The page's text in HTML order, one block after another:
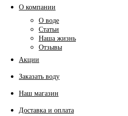
О компании
О воде
Статьи
Наша жизнь
Отзывы
Акции
Заказать воду
Наш магазин
Доставка и оплата